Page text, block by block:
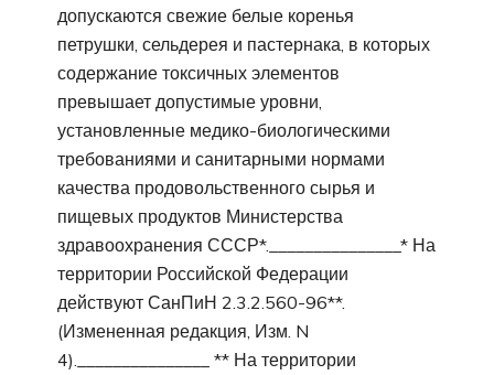
допускаются свежие белые коренья
петрушки, сельдерея и пастернака, в которых
содержание токсичных элементов
превышает допустимые уровни,
установленные медико-биологическими
требованиями и санитарными нормами
качества продовольственного сырья и
пищевых продуктов Министерства
здравоохранения СССР*._______________* На
территории Российской Федерации
действуют СанПиН 2.3.2.560-96**.
(Измененная редакция, Изм. N
4)._______________ ** На территории